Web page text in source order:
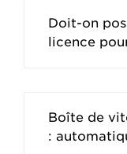
Doit-on
licence
Boîte de
: